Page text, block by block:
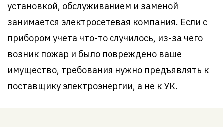
установкой, обслуживанием и заменой
занимается электросетевая компания. Если с
прибором учета что-то случилось, из-за чего
возник пожар и было повреждено ваше
имущество, требования нужно предъявлять к
поставщику электроэнергии, а не к УК.